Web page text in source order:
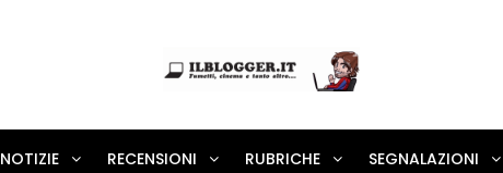
Ilblogger.it
Il portalino di blog |
NOTIZIE RECENSIONI RUBRICHE SEGNALAZIONI